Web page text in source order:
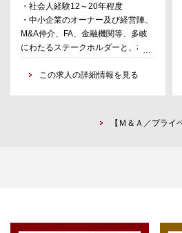
・資本提携候補先の企業価値評価
・資本提携候補先の買収時監査の一
部（弁護士・会計士・ビジネスコン
サルタントとのやり取りなど）を担
・資本提携先に対するハンズオンに
・社会人経験12～20年程度
・中小企業のオーナー及び経営陣、
M&A仲介、FA、金融機関等、多岐
にわたるステークホルダーと、相互
の立場を理解した上で発展的なコミ
ュニケーションが取れる方
・事業会社や商社、ベンチャー企業
この求人の詳細情報を見る
【Ｍ＆Ａ／プラ